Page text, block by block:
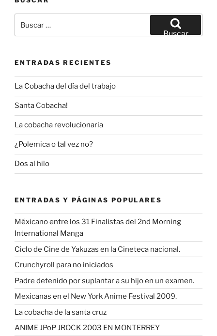
por:
Buscar
ENTRADAS RECIENTES
La Cobacha del día del trabajo
Santa Cobacha!
La cobacha revolucionaria
¿Polemica o tal vez no?
Dos al hilo
ENTRADAS Y PÁGINAS POPULARES
Méxicano entre los 31 Finalistas del 2nd Morning
International Manga
Ciclo de Cine de Yakuzas en la Cineteca nacional.
Crunchyroll para no iniciados
Padre detenido por suplantar a su hijo en un examen.
Mexicanas en el New York Anime Festival 2009.
La cobacha de la santa cruz
ANIME JPoP JROCK 2003 EN MONTERREY